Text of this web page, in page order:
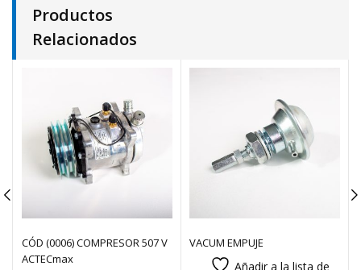
Productos
Relacionados
CÓD (0006) COMPRESOR 507 V
ACTECmax
VACUM EMPUJE
Añadir a la lista de